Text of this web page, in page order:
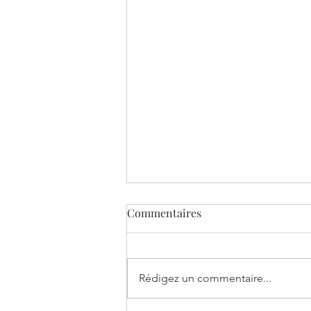
Recevoir pour donner
Commentaires
Rédigez un commentaire...